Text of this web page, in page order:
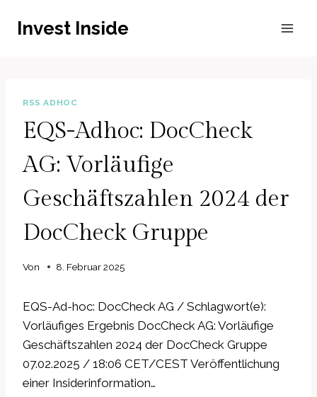
InhaltInvest Inside
RSS ADHOC
EQS-Adhoc: DocCheck
AG: Vorläufige
Geschäftszahlen 2024 der
DocCheck Gruppe
Von 8. Februar 2025
EQS-Ad-hoc: DocCheck AG / Schlagwort(e):
Vorläufiges Ergebnis DocCheck AG: Vorläufige
Geschäftszahlen 2024 der DocCheck Gruppe
07.02.2025 / 18:06 CET/CEST Veröffentlichung
einer Insiderinformation…